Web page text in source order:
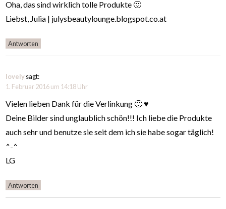
Oha, das sind wirklich tolle Produkte 🙂
Liebst, Julia | julysbeautylounge.blogspot.co.at
Antworten
lovelysagt:
1. Februar 2016 um 14:18 Uhr
Vielen lieben Dank für die Verlinkung 🙂 ♥
Deine Bilder sind unglaublich schön!!! Ich liebe die Produkte
auch sehr und benutze sie seit dem ich sie habe sogar täglich!
^-^
LG
Antworten